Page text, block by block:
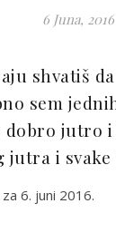
6 Juna, 2016
shvatiš
sem
dobro jutro i
jutra i svake
za 6. juni 2016.